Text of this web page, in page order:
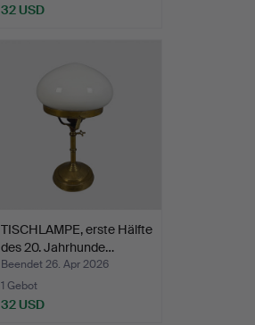
32 USD
TISCHLAMPE, erste Hälfte
des 20. Jahrhunde…
Beendet 26. Apr 2026
1 Gebot
32 USD